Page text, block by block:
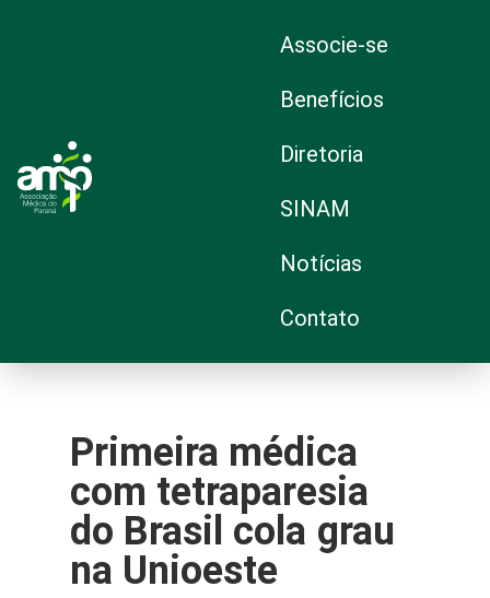
Associe-se
Benefícios
Diretoria
SINAM
Notícias
Contato
Primeira médica
com tetraparesia
do Brasil cola grau
na Unioeste